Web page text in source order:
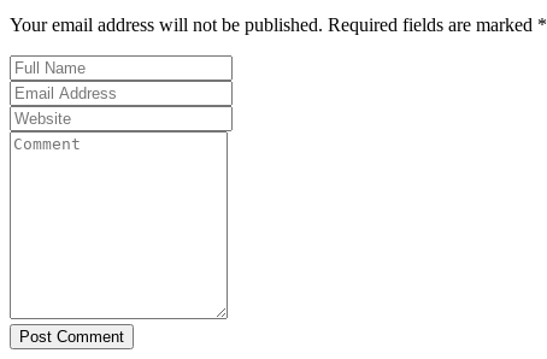
Your email address will not be published. Required fields are marked *
Post Comment